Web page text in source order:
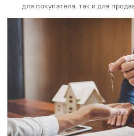
для покупателя, так и для